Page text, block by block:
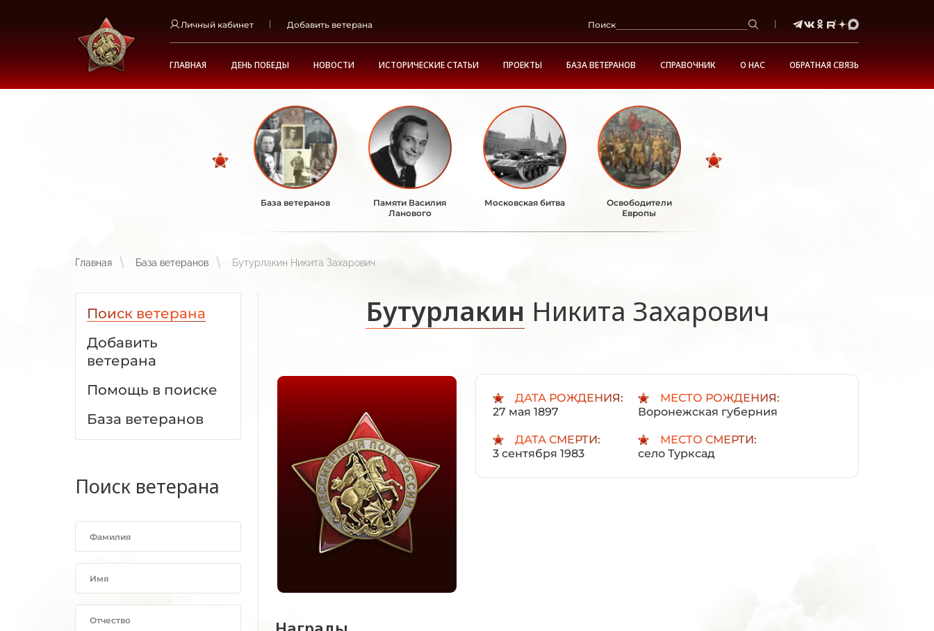
Личный кабинет Добавить ветерана Поиск
ГЛАВНАЯ ДЕНЬ ПОБЕДЫ НОВОСТИ ИСТОРИЧЕСКИЕ СТАТЬИ ПРОЕКТЫ БАЗА ВЕТЕРАНОВ СПРАВОЧНИК О НАС ОБРАТНАЯ СВЯЗЬ
База ветеранов
Памяти Василия
Ланового
Московская битва
Освободители
Европы
Главная База ветеранов Бутурлакин Никита Захарович
Поиск ветерана
Добавить
ветерана
Помощь в поиске
База ветеранов
Поиск ветерана
Бутурлакин Никита Захарович
ДАТА РОЖДЕНИЯ:
27 мая 1897
МЕСТО РОЖДЕНИЯ:
Воронежская губерния
ДАТА СМЕРТИ:
3 сентября 1983
МЕСТО СМЕРТИ:
село Турксад